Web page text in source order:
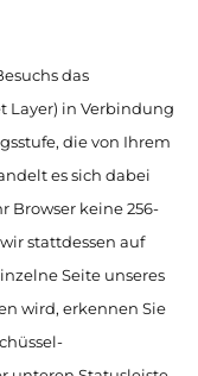
das
Layer) in Verbindung
die von Ihrem
es sich dabei
Browser keine 256-
stattdessen auf
Seite unseres
wird, erkennen Sie